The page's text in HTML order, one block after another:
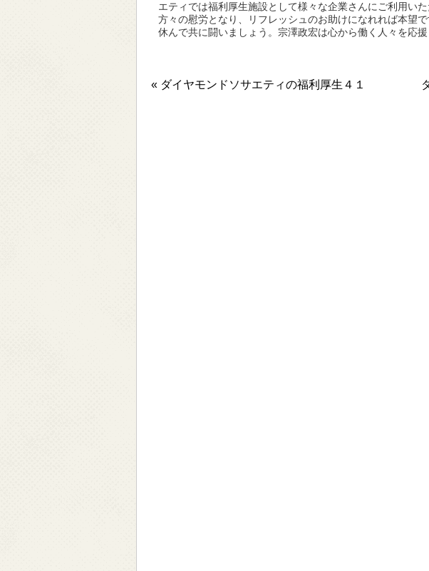
エティでは福利厚生施設として様々な企業さんにご利用い
方々の慰労となり、リフレッシュのお助けになれれば本望
休んで共に闘いましょう。宗澤政宏は心から働く人々を応援
« ダイヤモンドソサエティの福利厚生４１